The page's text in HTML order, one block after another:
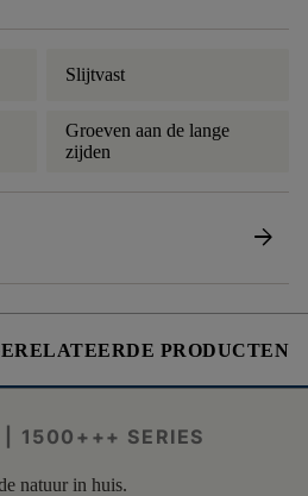
Slijtvast
Groeven aan de lange
zijden
arrow_forward
PRODUCTEN
| 1500+++ SERIES
natuur in huis.